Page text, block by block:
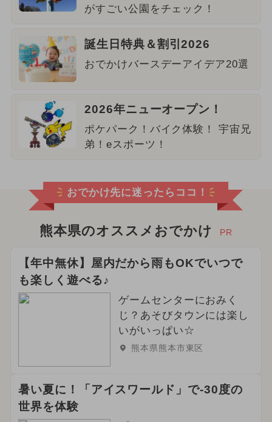
がすごい公園をチェック！
誕生日特典＆割引2026
おでかけバースデーアイデア20選
2026年ニューオープン！
ポケパーク！バイク体験！ 宇宙兄
弟！eスポーツ！
おでかけ先に迷ったらココ！
熊本県のオススメおでかけ PR
【年中無休】屋内だから雨もOKでいつで
も楽しく遊べる♪
ゲームセンターにおみく
じ？あそびタウンには楽し
いがいっぱい☆
熊本県熊本市東区
暑い夏に！「アイスワールド」で-30度の
世界を体験